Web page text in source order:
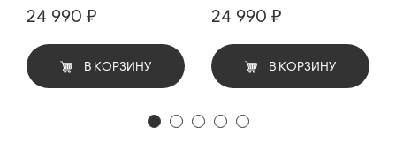
24 990 ₽
В КОРЗИНУ
24 990 ₽
В КОРЗИНУ